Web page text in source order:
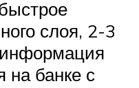
слоя, 2-3
на банке с